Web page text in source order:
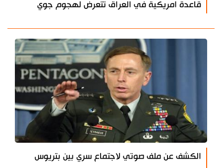
قاعدة امريكية في العراق تتعرض لهجوم جوي
الكشف عن ملف صوتي لاجتماع سري بين بتريوس